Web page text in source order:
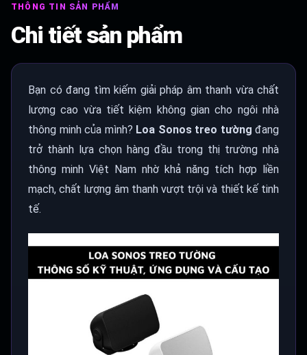
THÔNG TIN SẢN PHẨM
Chi tiết sản phẩm
Bạn có đang tìm kiếm giải pháp âm thanh vừa chất
lượng cao vừa tiết kiệm không gian cho ngôi nhà
thông minh của mình? Loa Sonos treo tường đang
trở thành lựa chọn hàng đầu trong thị trường nhà
thông minh Việt Nam nhờ khả năng tích hợp liền
mạch, chất lượng âm thanh vượt trội và thiết kế tinh
tế.